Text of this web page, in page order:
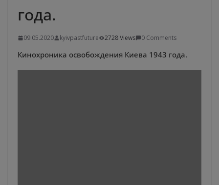
года.
09.05.2020 kyivpastfuture 2728 Views 0 Comments
Кинохроника освобождения Киева 1943 года.